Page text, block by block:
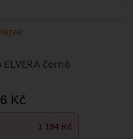
černé
Kč
1 194 Kč